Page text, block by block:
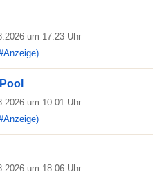
um 17:23 Uhr
um 10:01 Uhr
um 18:06 Uhr